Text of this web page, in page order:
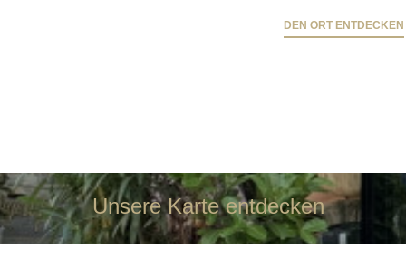
DEN ORT ENTDECKEN
Unsere Karte entdecken